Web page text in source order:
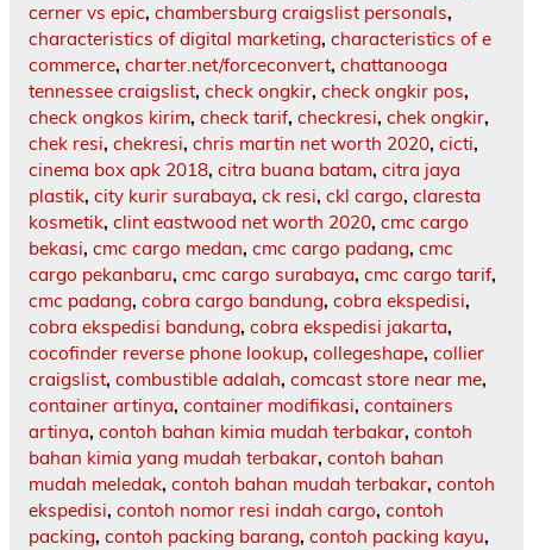
cerner vs epic, chambersburg craigslist personals,
characteristics of digital marketing, characteristics of e
commerce, charter.net/forceconvert, chattanooga
tennessee craigslist, check ongkir, check ongkir pos,
check ongkos kirim, check tarif, checkresi, chek ongkir,
chek resi, chekresi, chris martin net worth 2020, cicti,
cinema box apk 2018, citra buana batam, citra jaya
plastik, city kurir surabaya, ck resi, ckl cargo, claresta
kosmetik, clint eastwood net worth 2020, cmc cargo
bekasi, cmc cargo medan, cmc cargo padang, cmc
cargo pekanbaru, cmc cargo surabaya, cmc cargo tarif,
cmc padang, cobra cargo bandung, cobra ekspedisi,
cobra ekspedisi bandung, cobra ekspedisi jakarta,
cocofinder reverse phone lookup, collegeshape, collier
craigslist, combustible adalah, comcast store near me,
container artinya, container modifikasi, containers
artinya, contoh bahan kimia mudah terbakar, contoh
bahan kimia yang mudah terbakar, contoh bahan
mudah meledak, contoh bahan mudah terbakar, contoh
ekspedisi, contoh nomor resi indah cargo, contoh
packing, contoh packing barang, contoh packing kayu,